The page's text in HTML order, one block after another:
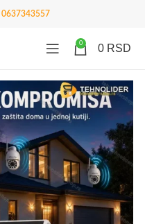
0637343557
0 0 RSD